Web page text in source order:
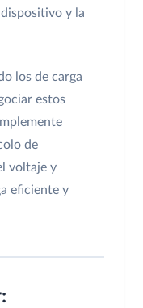
y la
los de carga
estos
de
voltaje y
eficiente y